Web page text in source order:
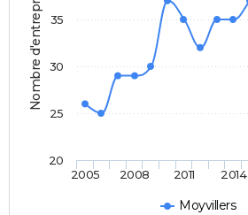
Nombre d'entreprises
Moyvillers
2005 2008 2011 2014
20
25
30
35